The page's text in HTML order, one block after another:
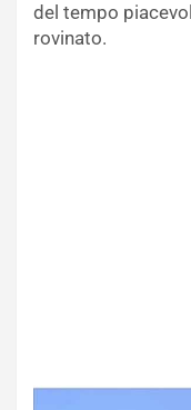
del tempo
rovinato.